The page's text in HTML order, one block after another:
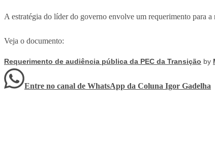
A estratégia do líder do governo envolve um requerimento para
Veja o documento:
Requerimento de audiência pública da PEC da Transição by
Entre no canal de WhatsApp da Coluna Igor Gadelha